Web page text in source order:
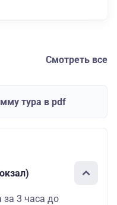
Смотреть все
тура в pdf
за 3 часа до